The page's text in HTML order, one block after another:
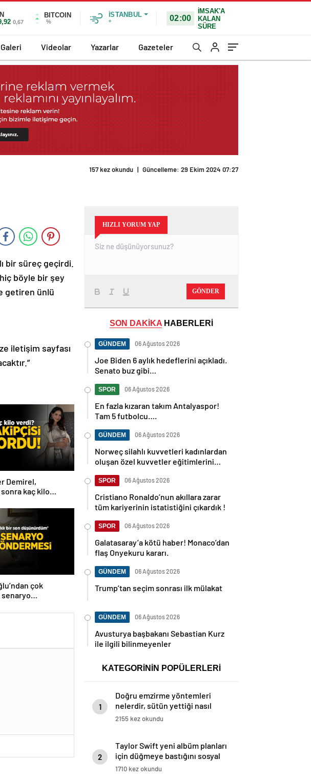
0,67
BITCOIN
%
İSTANBUL
°
02:00
İMSAK'A
KALAN
SÜRE
Videolar Yazarlar Gazeteler
bir süreç geçirdi.
böyle bir şey
getiren ünlü
iletişim sayfası
Demirel,
kaç kilo
çok
HIZLI YORUM YAP
GÖNDER
SON DAKİKA HABERLERİ
GÜNDEM 06 Ağustos 2026
Joe Biden 6 aylık hedeflerini açıkladı.
Senato buz gibi…
SPOR 06 Ağustos 2026
En fazla kızaran takım Antalyaspor!
Tam 5 futbolcu….
GÜNDEM 06 Ağustos 2026
Norweç silahlı kuvvetleri kadınlardan
oluşan özel kuvvetler eğitimlerini
SPOR 06 Ağustos 2026
Cristiano Ronaldo’nun akıllara zarar
tüm kariyerinin istatistiğini çıkardık !
SPOR 06 Ağustos 2026
Galatasaray’a kötü haber! Monaco’dan
flaş Onyekuru kararı.
GÜNDEM 06 Ağustos 2026
Trump’tan seçim sonrası ilk mülakat
GÜNDEM 06 Ağustos 2026
Avusturya başbakanı Sebastian Kurz
ile ilgili bilinmeyenler
KATEGORİNİN POPÜLERLERİ
1
Doğru emzirme yöntemleri
nelerdir, sütün yettiği nasıl
anlaşılır?
2155 kez okundu
2
Taylor Swift yeni albüm planları
için düğmeye bastığını sosyal
medyadan duyurdu!
1710 kez okundu